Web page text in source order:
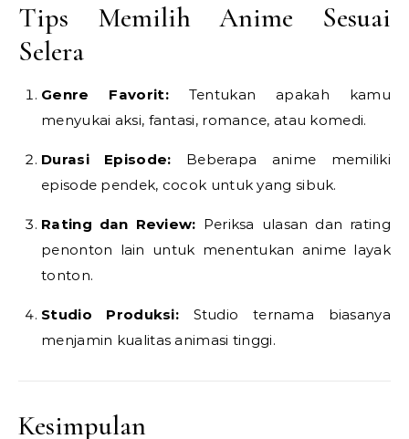
Tips Memilih Anime Sesuai
Selera
Genre Favorit:Tentukan apakah kamu
menyukai aksi, fantasi, romance, atau komedi.
Durasi Episode: Beberapa anime memiliki
episode pendek, cocok untuk yang sibuk.
Rating dan Review: Periksa ulasan dan rating
penonton lain untuk menentukan anime layak
tonton.
Studio Produksi: Studio ternama biasanya
menjamin kualitas animasi tinggi.
Kesimpulan